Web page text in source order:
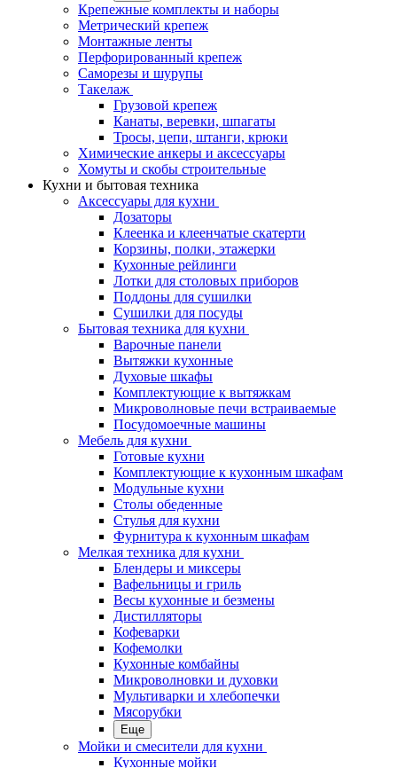
Крепежные комплекты и наборы
Метрический крепеж
Монтажные ленты
Перфорированный крепеж
Саморезы и шурупы
Такелаж
Грузовой крепеж
Канаты, веревки, шпагаты
Тросы, цепи, штанги, крюки
Химические анкеры и аксессуары
Хомуты и скобы строительные
Кухни и бытовая техника
Аксессуары для кухни
Дозаторы
Клеенка и клеенчатые скатерти
Корзины, полки, этажерки
Кухонные рейлинги
Лотки для столовых приборов
Поддоны для сушилки
Сушилки для посуды
Бытовая техника для кухни
Варочные панели
Вытяжки кухонные
Духовые шкафы
Комплектующие к вытяжкам
Микроволновые печи встраиваемые
Посудомоечные машины
Мебель для кухни
Готовые кухни
Комплектующие к кухонным шкафам
Модульные кухни
Столы обеденные
Стулья для кухни
Фурнитура к кухонным шкафам
Мелкая техника для кухни
Блендеры и миксеры
Вафельницы и гриль
Весы кухонные и безмены
Дистилляторы
Кофеварки
Кофемолки
Кухонные комбайны
Микроволновки и духовки
Мультиварки и хлебопечки
Мясорубки
Еще
Мойки и смесители для кухни
Кухонные мойки